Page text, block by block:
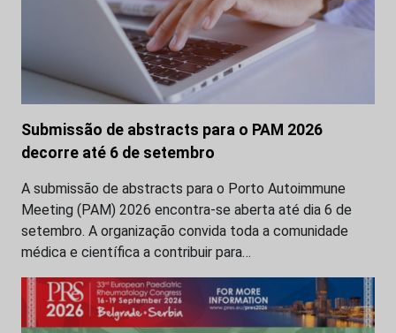
Submissão de abstracts para o PAM 2026
decorre até 6 de setembro
A submissão de abstracts para o Porto Autoimmune
Meeting (PAM) 2026 encontra-se aberta até dia 6 de
setembro. A organização convida toda a comunidade
médica e científica a contribuir para…